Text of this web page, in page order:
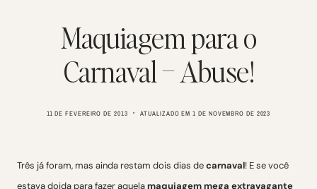
Maquiagem para o
Carnaval – Abuse!
11 DE FEVEREIRO DE 2013 ATUALIZADO EM 1 DE NOVEMBRO DE 2023
Três já foram, mas ainda restam dois dias decarnaval! E se você
estava doida para fazer aquelamaquiagem mega extravagante